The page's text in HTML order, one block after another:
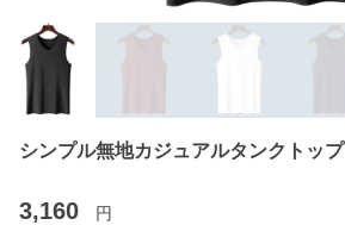
シンプル無地カジュアルタンクトップ
3,160 円